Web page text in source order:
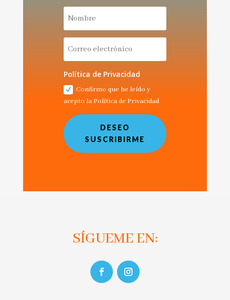
Política de Privacidad
Confirmo que he leído y
acepto la Política de Privacidad
DESEO
SUSCRIBIRME
SÍGUEME EN: